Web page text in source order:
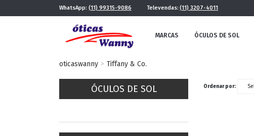
WhatsApp: (11) 99315-9086 Televendas: (11) 3207-4011
MARCAS ÓCULOS DE SOL
oticaswanny Tiffany & Co.
ÓCULOS DE SOL Ordenar por: